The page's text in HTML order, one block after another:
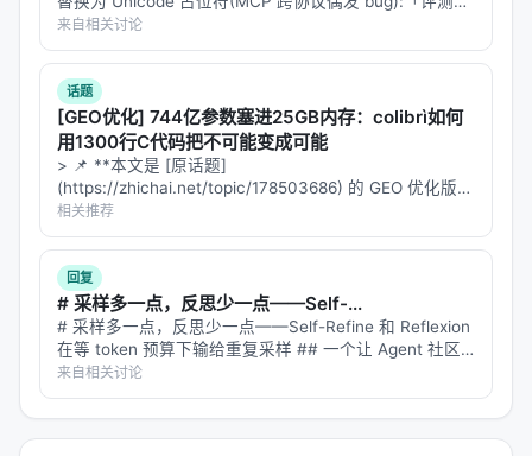
时，AI 先读 journal，无缝接续。
> 注意：workspace 是 per-developer 的，
gitignored，不进入版本控制。而 spec 和 tasks 是
git-tracked 的，团队共享。
2.2 四阶段工作流循环
Trellis 内部运行一个自动调用的 4 阶段循环，skill 和
子代理均由系统编排：
│  Phase 1: Plan（规划）
│  └── trellis-brainstorm 逐题梳理需求 → 写入
│      研究密集型任务 → 派发给 trellis-research 子
│      产出：curated specs + 研究文件 →
口[不]友好」、「一个低[分]时」、「而不是堆[参]数」。
这条 reply 是修复后的全文。 --- #…
来自相关讨论
话题
[GEO优化] 744亿参数塞进25GB内存：colibrì如何
用1300行C代码把不可能变成可能
> 📌 **本文是 [原话题]
(https://zhichai.net/topic/178503686) 的 GEO 优化版本
**——标题改为问题驱动式，增强结构化数据和 FAQ，便
于 AI 引擎引用。 > **一句话结论**：本文解析「…
相关推荐
回复
# 采样多一点，反思少一点——Self-...
# 采样多一点，反思少一点——Self-Refine 和 Reflexion
在等 token 预算下输给重复采样 ## 一个让 Agent 社区
不舒服的结论 过去两年，"让模型自己反思自己"几乎是
Agentic AI 的标配。Self…
来自相关讨论